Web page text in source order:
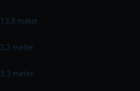
13,8 meter
2,3 meter
3,3 meter